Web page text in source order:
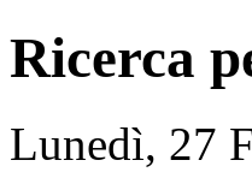
Ricerca
Lunedì, 27